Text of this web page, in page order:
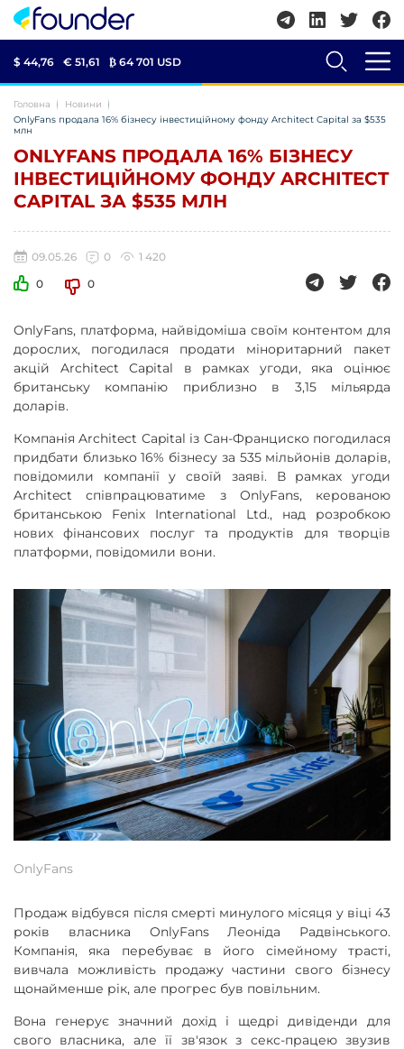
$ 44,76 € 51,61 ₿ 64 701 USD
Головна
Новини
OnlyFans продала 16% бізнесу інвестиційному фонду Architect Capital за $535
млн
ONLYFANS ПРОДАЛА 16% БІЗНЕСУ
ІНВЕСТИЦІЙНОМУ ФОНДУ ARCHITECT
CAPITAL ЗА $535 МЛН
09.05.26 0
1 420
0
0
OnlyFans, платформа, найвідоміша своїм контентом для
дорослих, погодилася продати міноритарний пакет
акцій Architect Capital в рамках угоди, яка оцінює
британську компанію приблизно в 3,15 мільярда
доларів.
Компанія Architect Capital із Сан-Франциско погодилася
придбати близько 16% бізнесу за 535 мільйонів доларів,
повідомили компанії у своїй заяві. В рамках угоди
Architect співпрацюватиме з OnlyFans, керованою
британською Fenix ​​International Ltd., над розробкою
нових фінансових послуг та продуктів для творців
платформи, повідомили вони.
OnlyFans
Продаж відбувся після смерті минулого місяця у віці 43
років власника OnlyFans Леоніда Радвінського.
Компанія, яка перебуває в його сімейному трасті,
вивчала можливість продажу частини свого бізнесу
щонайменше рік, але прогрес був повільним.
Вона генерує значний дохід і щедрі дивіденди для
свого власника, але її зв'язок з секс-працею звузив